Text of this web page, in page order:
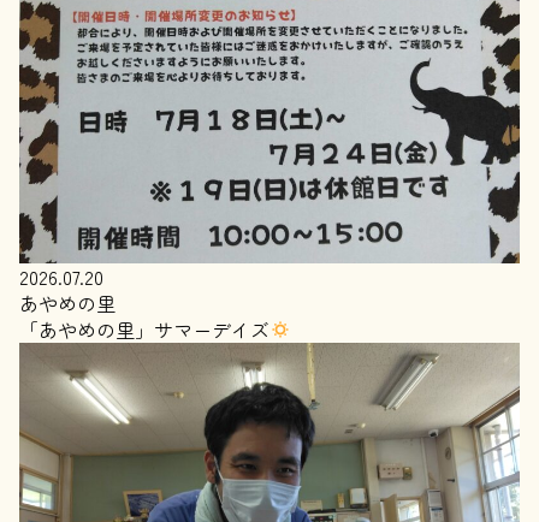
2026.07.20
あやめの里
「あやめの里」サマーデイズ